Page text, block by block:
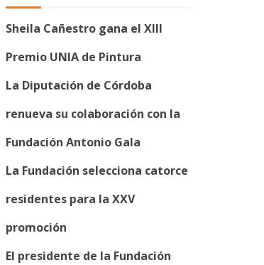
Sheila Cañestro gana el XIII
Premio UNIA de Pintura
La Diputación de Córdoba
renueva su colaboración con la
Fundación Antonio Gala
La Fundación selecciona catorce
residentes para la XXV
promoción
El presidente de la Fundación